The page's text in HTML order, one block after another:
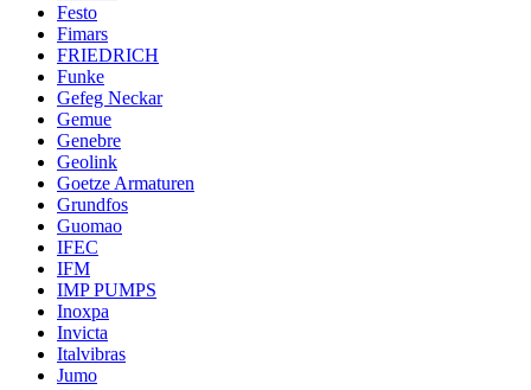
Festo
Fimars
FRIEDRICH
Funke
Gefeg Neckar
Gemue
Genebre
Geolink
Goetze Armaturen
Grundfos
Guomao
IFEC
IFM
IMP PUMPS
Inoxpa
Invicta
Italvibras
Jumo